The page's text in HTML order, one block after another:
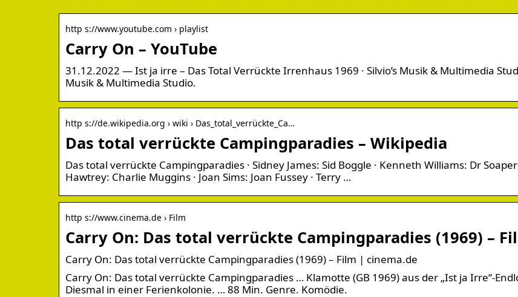
http s://www.youtube.com › playlist
Carry On – YouTube
31.12.2022 — Ist ja irre – Das Total Verrückte Irrenhaus 1969 · Silvio’s Musik & Multimedia
Musik & Multimedia Studio.
http s://de.wikipedia.org › wiki › Das_total_verrückte_Ca…
Das total verrückte Campingparadies – Wikipedia
Das total verrückte Campingparadies · Sidney James: Sid Boggle · Kenneth Williams: Dr
Hawtrey: Charlie Muggins · Joan Sims: Joan Fussey · Terry …
http s://www.cinema.de › Film
Carry On: Das total verrückte Campingparadies (1969) –
Carry On: Das total verrückte Campingparadies (1969) – Film | cinema.de
Carry On: Das total verrückte Campingparadies … Klamotte (GB 1969) aus der „Ist ja Irre“-
Diesmal in einer Ferienkolonie. … 88 Min. Genre. Komödie.